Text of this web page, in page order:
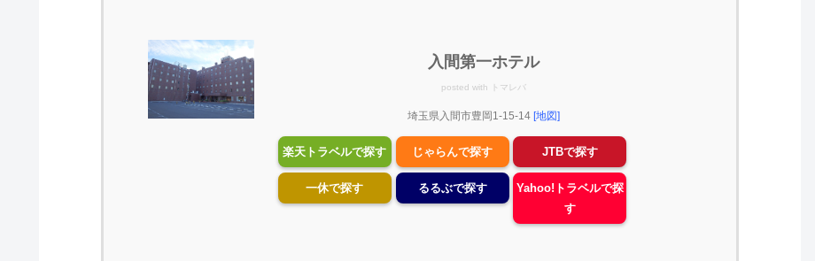
入間第一ホテル
posted with トマレバ
埼玉県入間市豊岡1-15-14 [地図]
楽天トラベルで探す じゃらんで探す JTBで探す
一休で探す るるぶで探す
Yahoo!トラベルで探
す